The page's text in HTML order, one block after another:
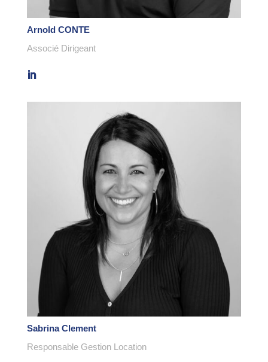
Arnold CONTE
Associé Dirigeant
Sabrina Clement
Responsable Gestion Location